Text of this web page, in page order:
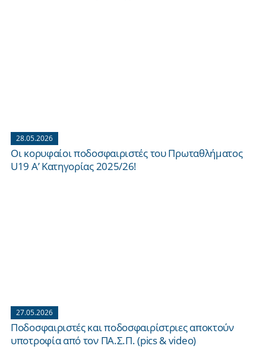
28.05.2026
Οι κορυφαίοι ποδοσφαιριστές του Πρωταθλήματος
U19 Α’ Κατηγορίας 2025/26!
27.05.2026
Ποδοσφαιριστές και ποδοσφαιρίστριες αποκτούν
υποτροφία από τον ΠΑ.Σ.Π. (pics & video)